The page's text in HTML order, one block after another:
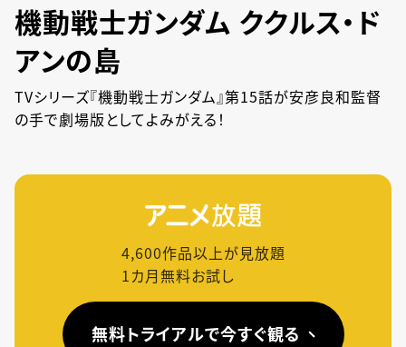
機動戦士ガンダム ククルス・ド
アンの島
TVシリーズ『機動戦士ガンダム』第15話が安彦良和監督
の手で劇場版としてよみがえる！
4,600作品以上が見放題
1カ月無料お試し
無料トライアルで今すぐ観る